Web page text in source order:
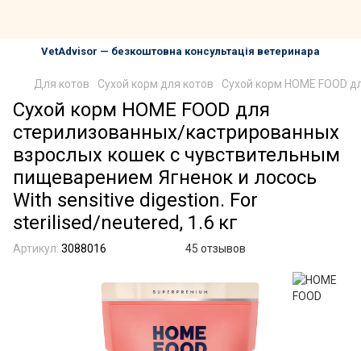
VetAdvisor — безкоштовна консультація ветеринара
Для котов Сухой корм для котов Сухой корм HOME FOOD
Сухой корм HOME FOOD для
стерилизованных/кастрированных
взрослых кошек с чувствительным
пищеварением Ягненок и лосось
With sensitive digestion. For
sterilised/neutered, 1.6 кг
Артикул: 3088016 45 отзывов